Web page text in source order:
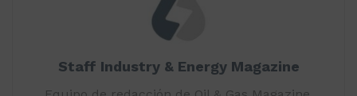
Staff Industry & Energy Magazine